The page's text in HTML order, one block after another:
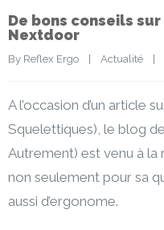
De bons conseils
Nextdoor
By Reflex Ergo Actualité
A l’occasion d’un article
Squelettiques), le blog
Autrement) est venu à la
non seulement pour sa
aussi d’ergonome.